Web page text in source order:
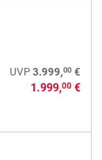
UVP 3.999,00€
1.999,00€